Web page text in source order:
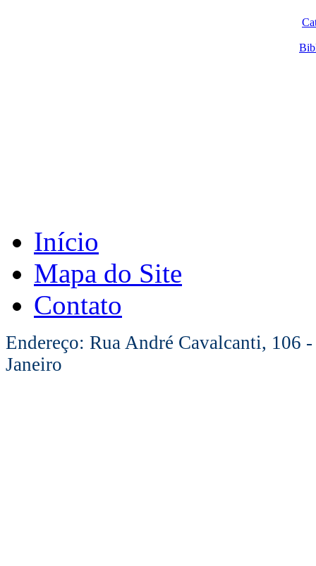
Início
Mapa do Site
Contato
Endereço: Rua André Cavalcanti, 106
Janeiro